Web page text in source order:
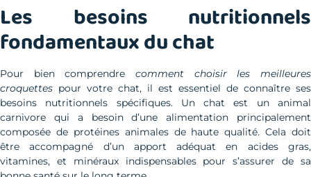
Les besoins nutritionnels
fondamentaux du chat
Pour bien comprendre comment choisir les meilleures
croquettes pour votre chat, il est essentiel de connaître ses
besoins nutritionnels spécifiques. Un chat est un animal
carnivore qui a besoin d’une alimentation principalement
composée de protéines animales de haute qualité. Cela doit
être accompagné d’un apport adéquat en acides gras,
vitamines, et minéraux indispensables pour s’assurer de sa